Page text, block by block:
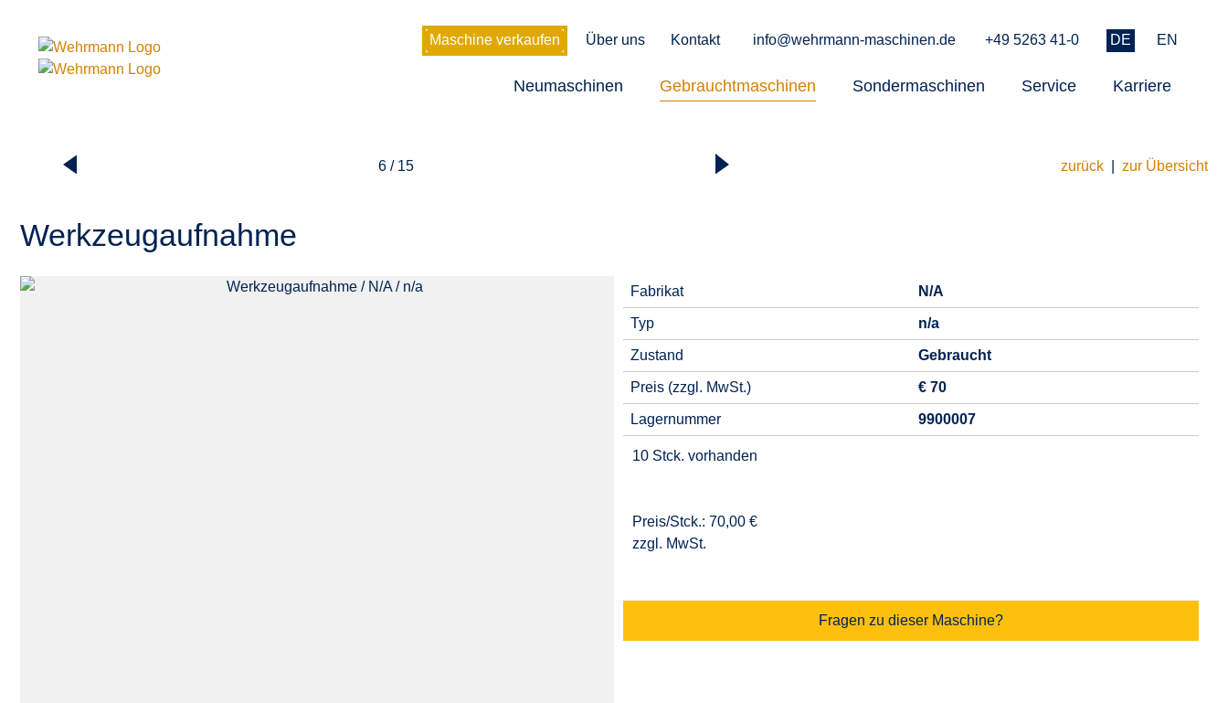
Maschine verkaufen Über uns Kontakt info@wehrmann-maschinen.de +49 5263 41-0 DE EN
Neumaschinen Gebrauchtmaschinen Sondermaschinen Service Karriere
6 / 15 zurück zur Übersicht
Werkzeugaufnahme
Fabrikat N/A
Typ n/a
Zustand Gebraucht
Preis (zzgl. MwSt.) € 70
Lagernummer 9900007
10 Stck. vorhanden
Preis/Stck.: 70,00 €
zzgl. MwSt.
Fragen zu dieser Maschine?